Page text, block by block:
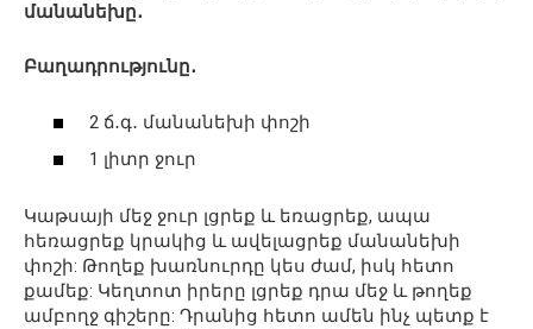
մանանեխը․
Բաղադրությունը․
2 ճ․գ․ մանանեխի փոշի
1 լիտր ջուր
Կաթսայի մեջ ջուր լցրեք և եռացրեք, ապա
հեռացրեք կրակից և ավելացրեք մանանեխի
փոշի: Թողեք խառնուրդը կես ժամ, իսկ հետո
քամեք: Կեղտոտ իրերը լցրեք դրա մեջ և թողեք
ամբողջ գիշերը: Դրանից հետո ամեն ինչ պետք է